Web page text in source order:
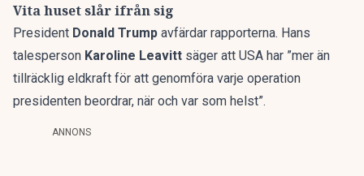
Vita huset slår ifrån sig
President Donald Trump avfärdar rapporterna. Hans
talesperson Karoline Leavitt säger att USA har ”mer än
tillräcklig eldkraft för att genomföra varje operation
presidenten beordrar, när och var som helst”.
ANNONS